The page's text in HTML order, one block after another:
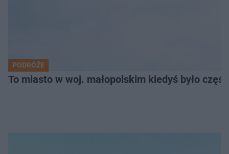
PODRÓŻE
To miasto w woj. małopolskim kiedyś było